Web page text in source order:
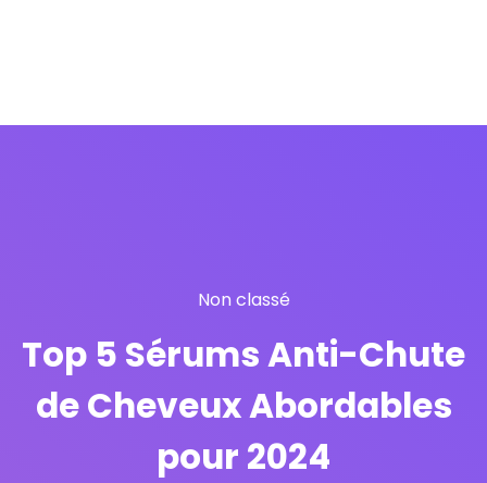
Non classé
Top 5 Sérums Anti-Chute
de Cheveux Abordables
pour 2024